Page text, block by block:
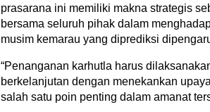
prasarana ini memiliki makna strategis
bersama seluruh pihak dalam
musim kemarau yang diprediksi
“Penanganan karhutla harus
berkelanjutan dengan menekankan
salah satu poin penting dalam amanat